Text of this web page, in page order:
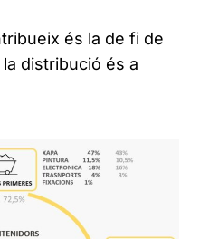
és la de fi de
distribució és a